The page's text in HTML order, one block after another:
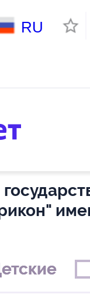
RU